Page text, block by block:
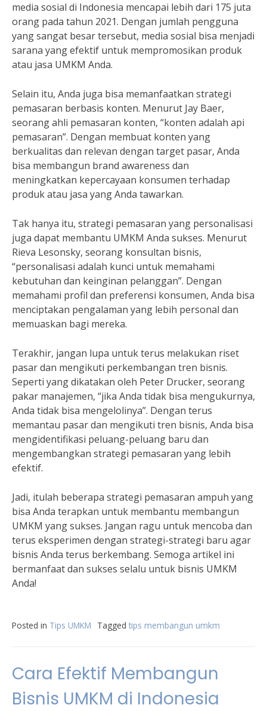
media sosial di Indonesia mencapai lebih dari 175 juta
orang pada tahun 2021. Dengan jumlah pengguna
yang sangat besar tersebut, media sosial bisa menjadi
sarana yang efektif untuk mempromosikan produk
atau jasa UMKM Anda.
Selain itu, Anda juga bisa memanfaatkan strategi
pemasaran berbasis konten. Menurut Jay Baer,
seorang ahli pemasaran konten, “konten adalah api
pemasaran”. Dengan membuat konten yang
berkualitas dan relevan dengan target pasar, Anda
bisa membangun brand awareness dan
meningkatkan kepercayaan konsumen terhadap
produk atau jasa yang Anda tawarkan.
Tak hanya itu, strategi pemasaran yang personalisasi
juga dapat membantu UMKM Anda sukses. Menurut
Rieva Lesonsky, seorang konsultan bisnis,
“personalisasi adalah kunci untuk memahami
kebutuhan dan keinginan pelanggan”. Dengan
memahami profil dan preferensi konsumen, Anda bisa
menciptakan pengalaman yang lebih personal dan
memuaskan bagi mereka.
Terakhir, jangan lupa untuk terus melakukan riset
pasar dan mengikuti perkembangan tren bisnis.
Seperti yang dikatakan oleh Peter Drucker, seorang
pakar manajemen, “jika Anda tidak bisa mengukurnya,
Anda tidak bisa mengelolinya”. Dengan terus
memantau pasar dan mengikuti tren bisnis, Anda bisa
mengidentifikasi peluang-peluang baru dan
mengembangkan strategi pemasaran yang lebih
efektif.
Jadi, itulah beberapa strategi pemasaran ampuh yang
bisa Anda terapkan untuk membantu membangun
UMKM yang sukses. Jangan ragu untuk mencoba dan
terus eksperimen dengan strategi-strategi baru agar
bisnis Anda terus berkembang. Semoga artikel ini
bermanfaat dan sukses selalu untuk bisnis UMKM
Anda!
Posted in Tips UMKM Tagged tips membangun umkm
Cara Efektif Membangun
Bisnis UMKM di Indonesia